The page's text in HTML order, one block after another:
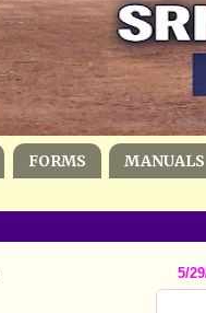
FORMS MANUALS
5/